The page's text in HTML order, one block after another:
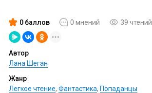
0 баллов 0 мнений 39 чтений
Автор
Лана Шеган
Жанр
Легкое чтение, Фантастика, Попаданцы